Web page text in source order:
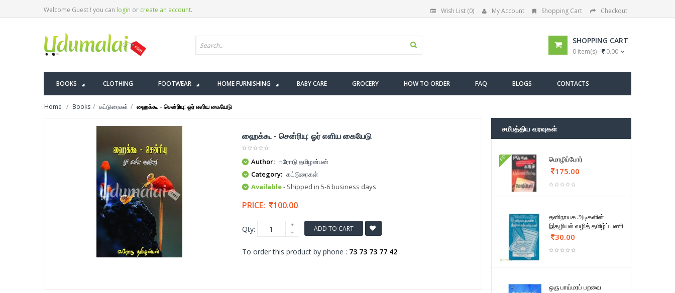
Welcome Guest ! you can login or create an account. Wish List (0) My Account Shopping Cart Checkout
SHOPPING CART
0 item(s) - 0.00
BOOKS CLOTHING FOOTWEAR HOME FURNISHING BABY CARE GROCERY HOW TO ORDER FAQ BLOGS CONTACTS
Home Books கட்டுரைகள் ஹைக்கூ - சென்ரியு: ஓர் எளிய கையேடு
ஹைக்கூ - சென்ரியு: ஓர் எளிய கையேடு
Author: ஈரோடு தமிழன்பன்
Category: கட்டுரைகள்
Available- Shipped in 5-6 business days
PRICE: 100.00
Qty: ADD TO CART
To order this product by phone : 73 73 73 77 42
சமீபத்திய வரவுகள்
FD மொழிப்போர்
175.00
தனிநாயக அடிகளின்
இதழியல் வழித் தமிழ்ப் பணி
30.00
ஒரு பாய்மரப் பறவை